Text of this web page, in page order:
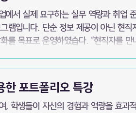
에서 실제 요구하는 실무 역량과 취업
램입니다. 단순 정보 제공이 아닌 현직
를 목표로 운영하였습다. “현직자를 만
실무 이야기를 들을 수 있어 유익했
략을 체계적으로 안내
포트폴리오 특강
학생들이 자신의 경험과 역량을 효과